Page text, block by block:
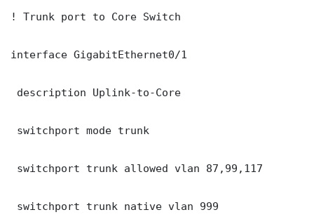
! Trunk port to Core Switch
interface GigabitEthernet0/1
description Uplink-to-Core
switchport mode trunk
switchport trunk allowed vlan 87,99,117
switchport trunk native vlan 999